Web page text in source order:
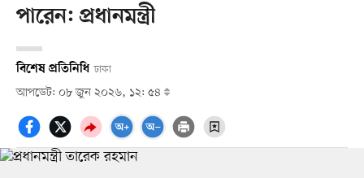
পারেন: প্রধানমন্ত্রী
বিশেষ প্রতিনিধি ঢাকা
আপডেট: ০৮ জুন ২০২৬, ১২: ৫৪